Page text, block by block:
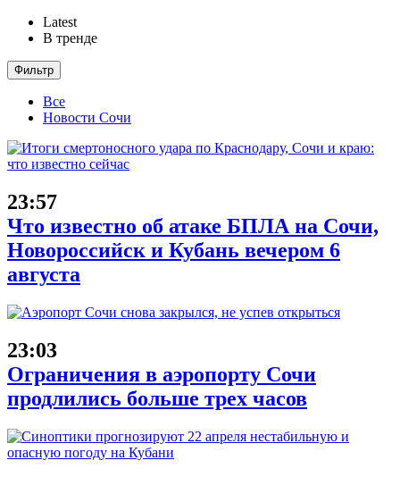
Latest
В тренде
Фильтр
Все
Новости Сочи
23:57
Что известно об атаке БПЛА на Сочи,
Новороссийск и Кубань вечером 6
августа
23:03
Ограничения в аэропорту Сочи
продлились больше трех часов